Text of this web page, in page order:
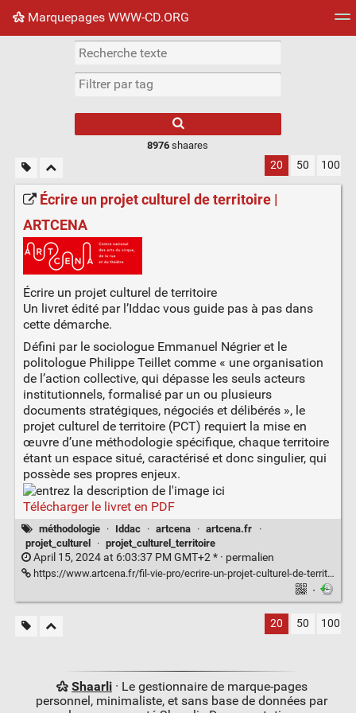
Marquepages WWW-CD.ORG
Nuage de tags Mur d'images
8976 shaares
20 50 100
Écrire un projet culturel de territoire |
ARTCENA
Écrire un projet culturel de territoire
Un livret édité par l’Iddac vous guide pas à pas dans
cette démarche.
Défini par le sociologue Emmanuel Négrier et le
politologue Philippe Teillet comme « une organisation
de l’action collective, qui dépasse les seuls acteurs
institutionnels, formalisé par un ou plusieurs
documents stratégiques, négociés et délibérés », le
projet culturel de territoire (PCT) requiert la mise en
œuvre d’une méthodologie spécifique, chaque territoire
étant un espace situé, caractérisé et donc singulier, qui
possède ses propres enjeux.
Télécharger le livret en PDF
méthodologie · Iddac · artcena · artcena.fr
·
projet_culturel
· projet_culturel_territoire
April 15, 2024 at 6:03:37 PM GMT+2 * · permalien
https://www.artcena.fr/fil-vie-pro/ecrire-un-projet-culturel-de-territoire
·
20 50 100
Shaarli· Le gestionnaire de marque-pages
personnel, minimaliste, et sans base de données par